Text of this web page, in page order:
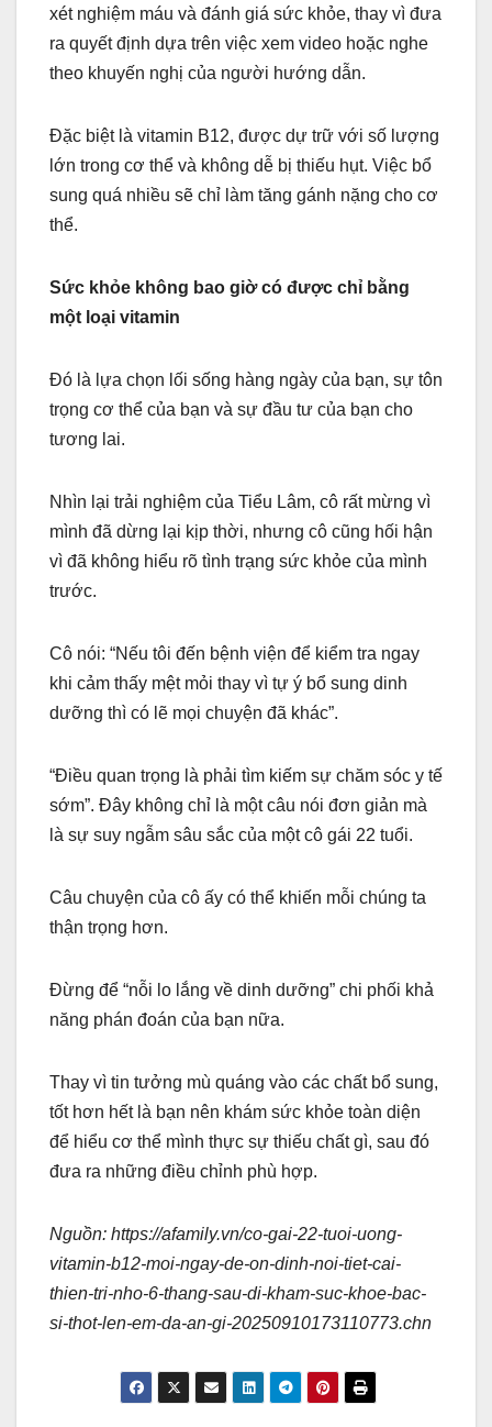
xét nghiệm máu và đánh giá sức khỏe, thay vì đưa
ra quyết định dựa trên việc xem video hoặc nghe
theo khuyến nghị của người hướng dẫn.
Đặc biệt là vitamin B12, được dự trữ với số lượng
lớn trong cơ thể và không dễ bị thiếu hụt. Việc bổ
sung quá nhiều sẽ chỉ làm tăng gánh nặng cho cơ
thể.
Sức khỏe không bao giờ có được chỉ bằng
một loại vitamin
Đó là lựa chọn lối sống hàng ngày của bạn, sự tôn
trọng cơ thể của bạn và sự đầu tư của bạn cho
tương lai.
Nhìn lại trải nghiệm của Tiểu Lâm, cô rất mừng vì
mình đã dừng lại kịp thời, nhưng cô cũng hối hận
vì đã không hiểu rõ tình trạng sức khỏe của mình
trước.
Cô nói: “Nếu tôi đến bệnh viện để kiểm tra ngay
khi cảm thấy mệt mỏi thay vì tự ý bổ sung dinh
dưỡng thì có lẽ mọi chuyện đã khác”.
“Điều quan trọng là phải tìm kiếm sự chăm sóc y tế
sớm”. Đây không chỉ là một câu nói đơn giản mà
là sự suy ngẫm sâu sắc của một cô gái 22 tuổi.
Câu chuyện của cô ấy có thể khiến mỗi chúng ta
thận trọng hơn.
Đừng để “nỗi lo lắng về dinh dưỡng” chi phối khả
năng phán đoán của bạn nữa.
Thay vì tin tưởng mù quáng vào các chất bổ sung,
tốt hơn hết là bạn nên khám sức khỏe toàn diện
để hiểu cơ thể mình thực sự thiếu chất gì, sau đó
đưa ra những điều chỉnh phù hợp.
Nguồn: https://afamily.vn/co-gai-22-tuoi-uong-
vitamin-b12-moi-ngay-de-on-dinh-noi-tiet-cai-
thien-tri-nho-6-thang-sau-di-kham-suc-khoe-bac-
si-thot-len-em-da-an-gi-20250910173110773.chn